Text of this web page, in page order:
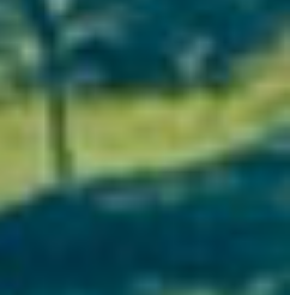
through vineyards